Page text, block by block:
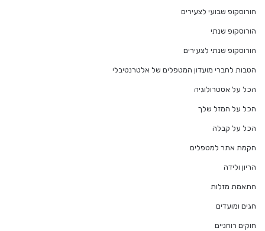
הורוסקופ שבועי לצעירים
הורוסקופ שנתי
הורוסקופ שנתי לצעירים
הטבות לחברי מועדון המטפלים של אלטרנטיבלי
הכל על אסטרולוגיה
הכל על המזל שלך
הכל על קבלה
הקמת אתר למטפלים
הריון ולידה
התאמת מזלות
חגים ומועדים
חוקים רוחניים